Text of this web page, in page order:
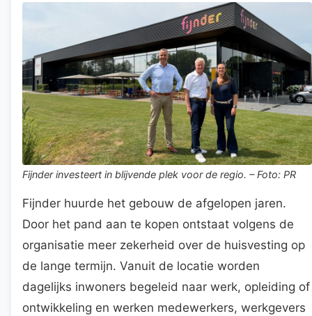
Fijnder investeert in blijvende plek voor de regio. – Foto: PR
Fijnder huurde het gebouw de afgelopen jaren.
Door het pand aan te kopen ontstaat volgens de
organisatie meer zekerheid over de huisvesting op
de lange termijn. Vanuit de locatie worden
dagelijks inwoners begeleid naar werk, opleiding of
ontwikkeling en werken medewerkers, werkgevers